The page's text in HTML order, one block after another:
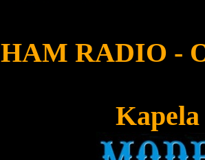
HAM RADIO -